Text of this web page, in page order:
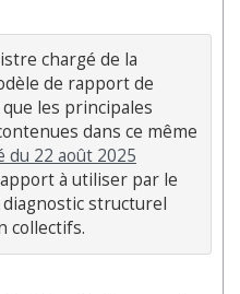
chargé de la
de rapport de
les principales
dans ce même
du 22 août 2025
à utiliser par le
structurel
collectifs.